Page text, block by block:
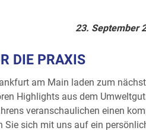
23. September
DIE PRAXIS
am Main laden zum
Highlights aus dem
veranschaulichen einen
Sie sich mit uns auf ein